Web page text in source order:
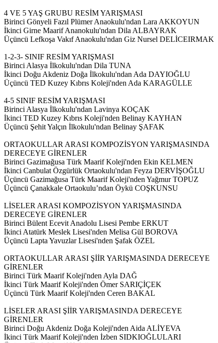
4 VE 5 YAŞ GRUBU RESİM YARIŞMASI
Birinci Gönyeli Fazıl Plümer Anaokulu'ndan Lara AKKOYUN
İkinci Girne Maarif Ananokulu'ndan Dila ALBAYRAK
Üçüncü Lefkoşa Vakıf Anaokulu'ndan Giz Nursel DELİCEIRMAK
1-2-3- SINIF RESİM YARIŞMASI
Birinci Alasya İlkokulu'ndan Dila TUNA
İkinci Doğu Akdeniz Doğa İlkokulu'ndan Ada DAYIOĞLU
Üçüncü TED Kuzey Kıbrıs Koleji'nden Ada KARAGÜLLE
4-5 SINIF RESİM YARIŞMASI
Birinci Alasya İlkokulu'ndan Lavinya KOÇAK
İkinci TED Kuzey Kıbrıs Koleji'nden Belinay KAYHAN
Üçüncü Şehit Yalçın İlkokulu'ndan Belinay ŞAFAK
ORTAOKULLAR ARASI KOMPOZİSYON YARIŞMASINDA
DERECEYE GİRENLER
Birinci Gazimağusa Türk Maarif Koleji'nden Ekin KELMEN
İkinci Canbulat Özgürlük Ortaokulu'ndan Feyza DERVİŞOĞLU
Üçüncü Gazimağusa Türk Maarif Koleji'nden Yağmur TOPUZ
Üçüncü Çanakkale Ortaokulu’ndan Öykü COŞKUNSU
LİSELER ARASI KOMPOZİSYON YARIŞMASINDA
DERECEYE GİRENLER
Birinci Bülent Ecevit Anadolu Lisesi Pembe ERKUT
İkinci Atatürk Meslek Lisesi'nden Melisa Gül BOROVA
Üçüncü Lapta Yavuzlar Lisesi'nden Şafak ÖZEL
ORTAOKULLAR ARASI ŞİİR YARIŞMASINDA DERECEYE
GİRENLER
Birinci Türk Maarif Koleji'nden Ayla DAĞ
İkinci Türk Maarif Koleji'nden Ömer SARIÇİÇEK
Üçüncü Türk Maarif Koleji'nden Ceren BAKAL
LİSELER ARASI ŞİİR YARIŞMASINDA DERECEYE
GİRENLER
Birinci Doğu Akdeniz Doğa Koleji'nden Aida ALİYEVA
İkinci Türk Maarif Koleji'nden İzben SIDKIOĞLULARI